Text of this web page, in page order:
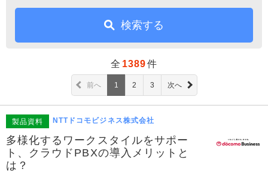
検索する
全 1389件
前へ 1 2 3 次へ
製品資料 NTTドコモビジネス株式会社
多様化するワークスタイルをサポー
ト、クラウドPBXの導入メリットと
は？